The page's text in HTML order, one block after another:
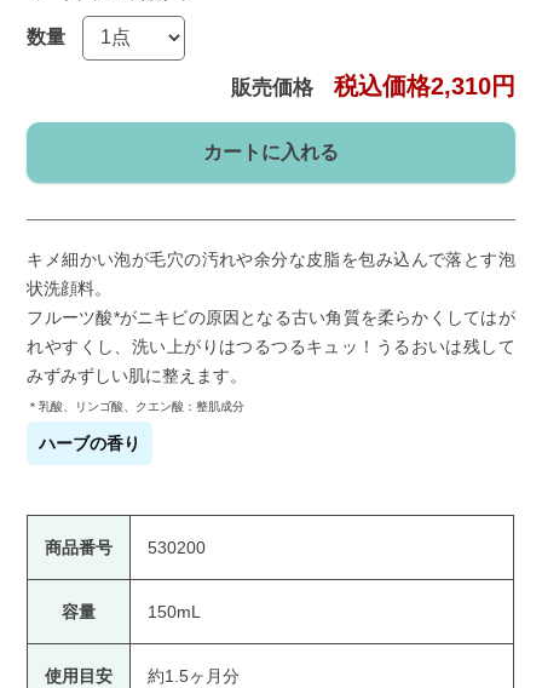
販売価格 税込価格2,310円
数量
カートに入れる
キメ細かい泡が毛穴の汚れや余分な皮脂を包み込んで落とす泡
状洗顔料。
フルーツ酸*がニキビの原因となる古い角質を柔らかくしてはが
れやすくし、洗い上がりはつるつるキュッ！うるおいは残して
みずみずしい肌に整えます。
＊乳酸、リンゴ酸、クエン酸：整肌成分
ハーブの香り
商品番号 530200
容量 150mL
使用目安 約1.5ヶ月分